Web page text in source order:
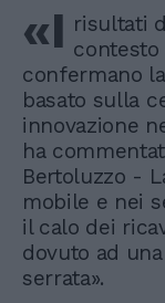
«I risultati
confermano
basato sulla
innovazione
ha
Bertoluzzo -
mobile e nei
il calo dei
dovuto ad
serrata».